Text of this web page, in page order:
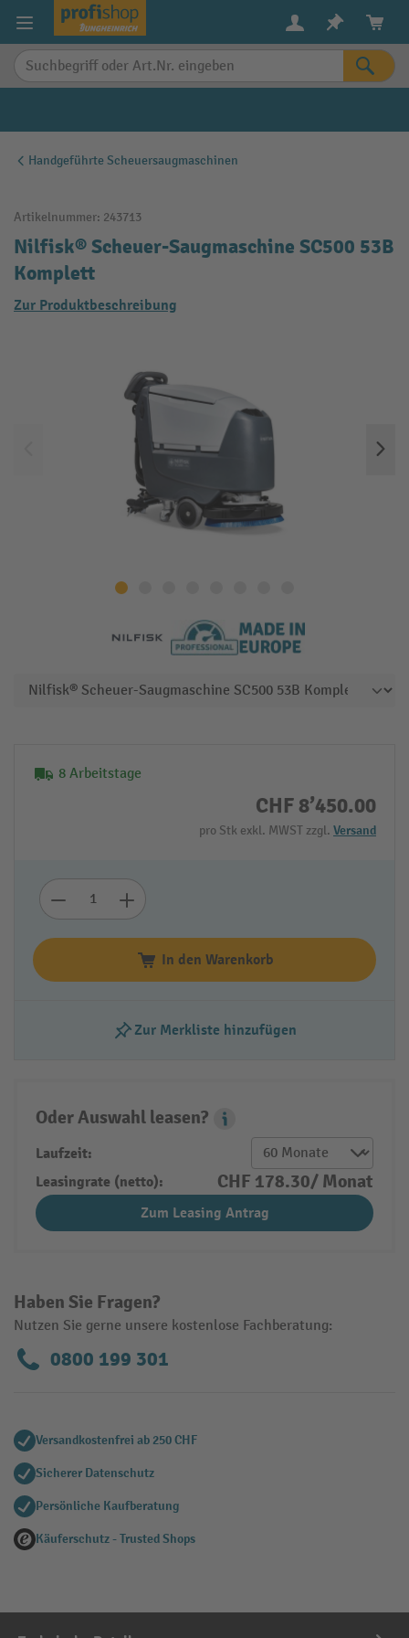
springen
Handgeführte Scheuersaugmaschinen
Artikelnummer: 243713
Nilfisk® Scheuer-Saugmaschine SC500 53B
Komplett
Zur Produktbeschreibung
8 Arbeitstage
CHF 8’450.00
pro Stk exkl. MWST zzgl. Versand
In den Warenkorb
Zur Merkliste hinzufügen
Haben Sie Fragen?
Nutzen Sie gerne unsere kostenlose Fachberatung:
0800 199 301
Oder Auswahl leasen?
Leasing Popover
Laufzeit:
Leasingrate (netto):
CHF 178.30/ Monat
Zum Leasing Antrag
Versandkostenfrei ab 250 CHF
Sicherer Datenschutz
Persönliche Kaufberatung
Käuferschutz - Trusted Shops